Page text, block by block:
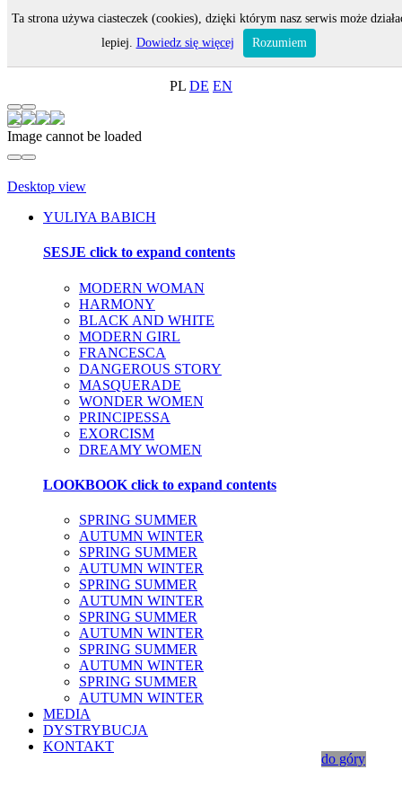
MENU
ON-LINE SHOP
PL DE EN
Image cannot be loaded
do góry
Desktop view
YULIYA BABICH
SESJE click to expand contents
MODERN WOMAN
HARMONY
BLACK AND WHITE
MODERN GIRL
FRANCESCA
DANGEROUS STORY
MASQUERADE
WONDER WOMEN
PRINCIPESSA
EXORCISM
DREAMY WOMEN
LOOKBOOK click to expand contents
SPRING SUMMER
AUTUMN WINTER
SPRING SUMMER
AUTUMN WINTER
SPRING SUMMER
AUTUMN WINTER
SPRING SUMMER
AUTUMN WINTER
SPRING SUMMER
AUTUMN WINTER
SPRING SUMMER
AUTUMN WINTER
MEDIA
DYSTRYBUCJA
KONTAKT
Ta strona używa ciasteczek (cookies), dzięki którym nasz serwis może
lepiej. Dowiedz się więcej Rozumiem